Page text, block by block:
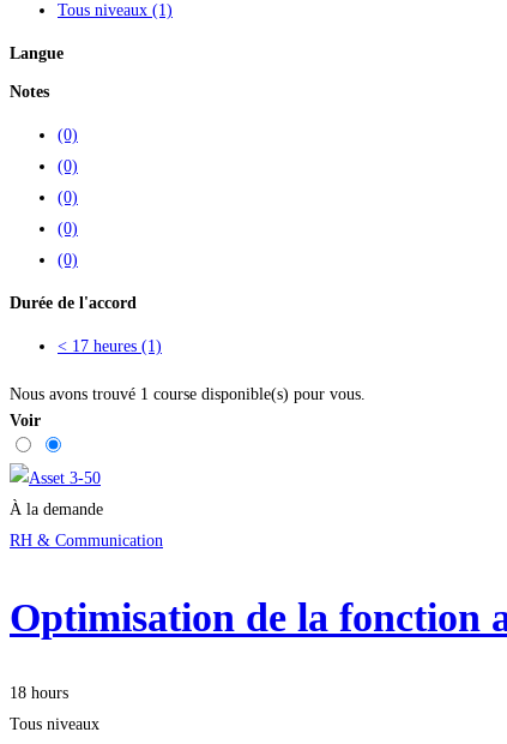
Tous niveaux (1)
Langue
Notes
(0)
(0)
(0)
(0)
(0)
Durée de l'accord
< 17 heures (1)
Nous avons trouvé 1 course disponible(s) pour vous.
Voir
À la demande
RH & Communication
Optimisation de la fonction
18 hours
Tous niveaux